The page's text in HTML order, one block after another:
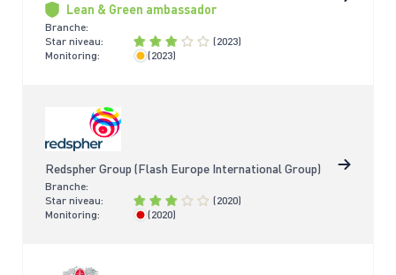
Lean & Green ambassador
Branche:
Star niveau:
(2023)
Monitoring:
< 4 jaar
(2023)
Redspher Group (Flash Europe International Group)
Branche:
Star niveau:
(2020)
Monitoring:
> 4 jaar
(2020)